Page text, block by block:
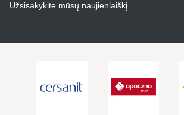
Užsisakykite mūsų naujienlaiškį